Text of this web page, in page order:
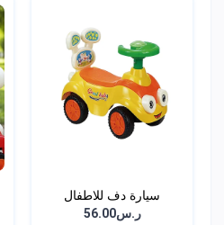
سيارة دف للاطفال
ر.س56.00